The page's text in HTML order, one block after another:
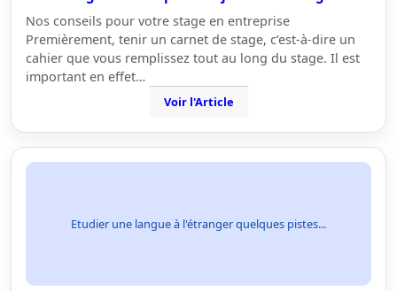
Nos conseils pour votre stage en entreprise
Premièrement, tenir un carnet de stage, c’est-à-dire un
cahier que vous remplissez tout au long du stage. Il est
important en effet…
Voir l'Article
Etudier une langue à l'étranger quelques pistes...